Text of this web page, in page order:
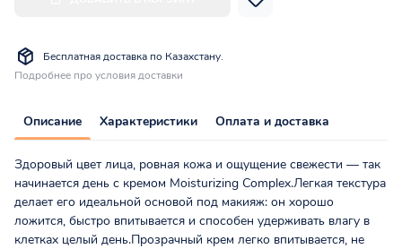
Бесплатная доставка по Казахстану.
Подробнее про условия доставки
Описание Характеристики Оплата и доставка
Здоровый цвет лица, ровная кожа и ощущение свежести — так
начинается день с кремом Moisturizing Complex.Легкая текстура
делает его идеальной основой под макияж: он хорошо
ложится, быстро впитывается и способен удерживать влагу в
клетках целый день.Прозрачный крем легко впитывается, не